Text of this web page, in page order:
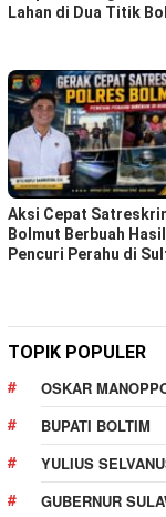
Lahan di Dua Titik
Aksi Cepat
Bolmut Berbuah
Pencuri Perahu di
TOPIK POPULER
OSKAR
BUPATI BOLTIM
YULIUS
GUBERNUR